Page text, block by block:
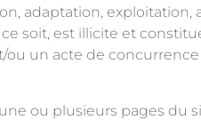
adaptation,
soit, est illicite et
un acte de
ou plusieurs pages du